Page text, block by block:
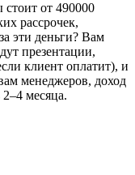
от 490000
рассрочек,
эти деньги? Вам
презентации,
клиент оплатит), и
менеджеров, доход
месяца.